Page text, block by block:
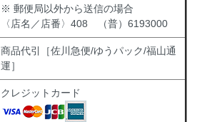
※ 郵便局以外から送信の場合
〈店名／店番〉408 （普）6193000
商品代引［佐川急便/ゆうパック/福山通
運］
クレジットカード